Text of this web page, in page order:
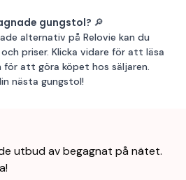
gungstol? 🔎
alternativ på Relovie kan du
priser. Klicka vidare för att läsa
att göra köpet hos säljaren.
nästa gungstol!
utbud av begagnat på nätet.